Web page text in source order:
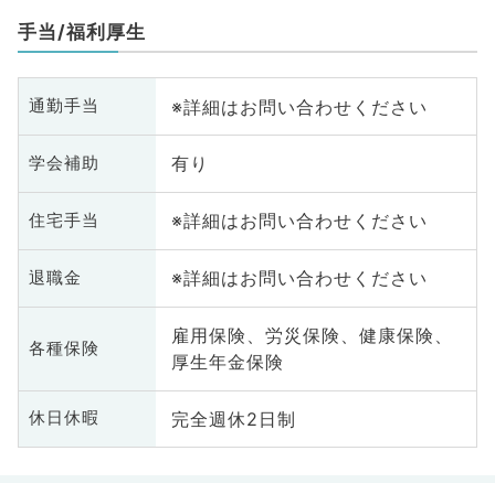
手当/福利厚生
通勤手当 ※詳細はお問い合わせください
学会補助 有り
住宅手当 ※詳細はお問い合わせください
退職金 ※詳細はお問い合わせください
各種保険
雇用保険、労災保険、健康保険、
厚生年金保険
休日休暇 完全週休2日制